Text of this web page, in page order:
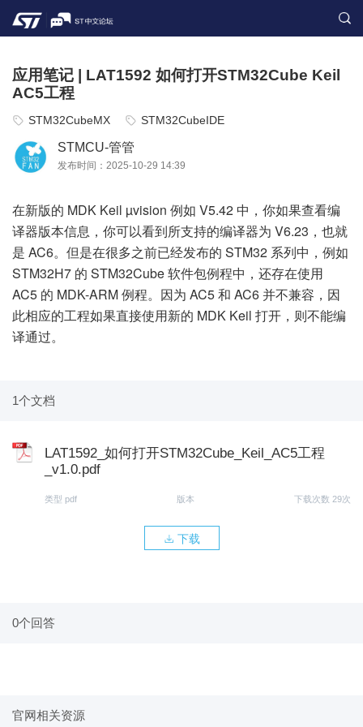
应用笔记 | LAT1592 如何打开STM32Cube Keil
AC5工程
STM32CubeMX STM32CubeIDE
STMCU-管管
发布时间：2025-10-29 14:39
在新版的 MDK Keil µvision 例如 V5.42 中，你如果查看编
译器版本信息，你可以看到所支持的编译器为 V6.23，也就
是 AC6。但是在很多之前已经发布的 STM32 系列中，例如
STM32H7 的 STM32Cube 软件包例程中，还存在使用
AC5 的 MDK-ARM 例程。因为 AC5 和 AC6 并不兼容，因
此相应的工程如果直接使用新的 MDK Keil 打开，则不能编
译通过。
1个文档
LAT1592_如何打开STM32Cube_Keil_AC5工程
_v1.0.pdf
类型 pdf 版本 下载次数 29次
下载
0个回答
官网相关资源